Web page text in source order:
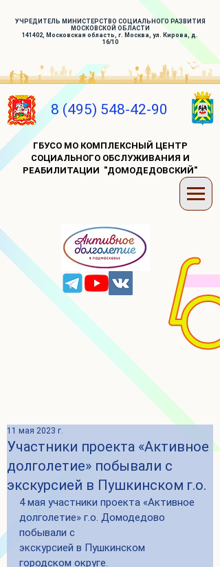
УЧРЕДИТЕЛЬ МИНИСТЕРСТВО СОЦИАЛЬНОГО РАЗВИТИЯ
МОСКОВСКОЙ ОБЛАСТИ
141402, Московская область, г. Москва, ул. Кирова, д.
16/10
8 (495) 548-42-90
ГБУСО МО КОМПЛЕКСНЫЙ ЦЕНТР
СОЦИАЛЬНОГО ОБСЛУЖИВАНИЯ И
РЕАБИЛИТАЦИИ "ДОМОДЕДОВСКИЙ"
Участники проекта «Активное
долголетие» побывали с
экскурсией в Пушкинском г.о.
11 мая 2023 г.
4 мая участники проекта «Активное
долголетие» г.о. Домодедово
побывали с
экскурсией в Пушкинском
городском округе.